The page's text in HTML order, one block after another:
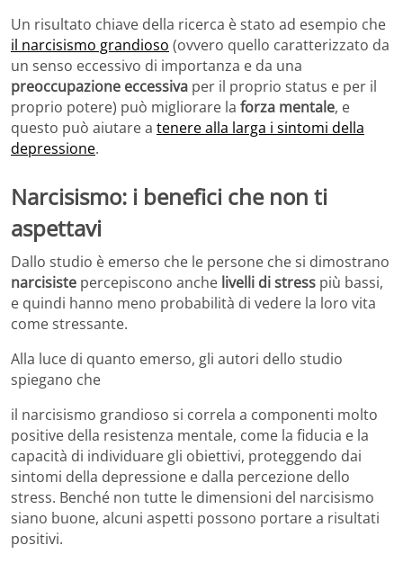
Un risultato chiave della ricerca è stato ad esempio che
il narcisismo grandioso (ovvero quello caratterizzato da
un senso eccessivo di importanza e da una
preoccupazione eccessiva per il proprio status e per il
proprio potere) può migliorare la forza mentale, e
questo può aiutare a tenere alla larga i sintomi della
depressione.
Narcisismo: i benefici che non ti
aspettavi
Dallo studio è emerso che le persone che si dimostrano
narcisiste percepiscono anche livelli di stress più bassi,
e quindi hanno meno probabilità di vedere la loro vita
come stressante.
Alla luce di quanto emerso, gli autori dello studio
spiegano che
il narcisismo grandioso si correla a componenti molto
positive della resistenza mentale, come la fiducia e la
capacità di individuare gli obiettivi, proteggendo dai
sintomi della depressione e dalla percezione dello
stress. Benché non tutte le dimensioni del narcisismo
siano buone, alcuni aspetti possono portare a risultati
positivi.